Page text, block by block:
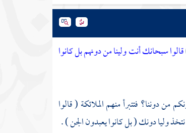
قالوا سبحانك أنت ولينا من دونهم بل كانوا
من دوننا؟ فتتبرأ منهم الملائكة ( قالوا
وليا دونك ( بل كانوا يعبدون الجن ) .